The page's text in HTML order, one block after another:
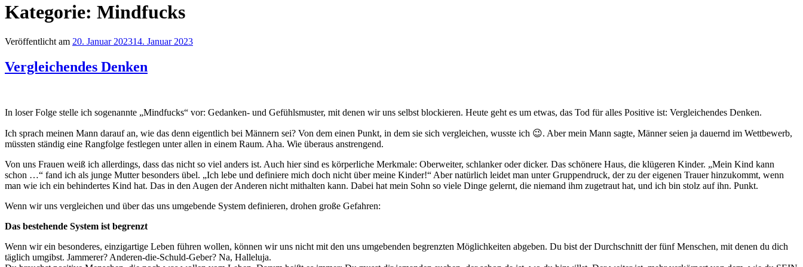
Kategorie: Mindfucks
Veröffentlicht am 20. Januar 202314. Januar 2023
Vergleichendes Denken
In loser Folge stelle ich sogenannte „Mindfucks“ vor: Gedanken- und Gefühlsmuster, mit denen wir uns selbst blockieren. Heute geht es um etwas, das Tod für alles Positive ist: Vergleichendes Denken.
Ich sprach meinen Mann darauf an, wie das denn eigentlich bei Männern sei? Von dem einen Punkt, in dem sie sich vergleichen, wusste ich 😉. Aber mein Mann sagte, Männer seien ja dauernd im Wettbewerb,
müssten ständig eine Rangfolge festlegen unter allen in einem Raum. Aha. Wie überaus anstrengend.
Von uns Frauen weiß ich allerdings, dass das nicht so viel anders ist. Auch hier sind es körperliche Merkmale: Oberweiter, schlanker oder dicker. Das schönere Haus, die klügeren Kinder. „Mein Kind kann
schon …“ fand ich als junge Mutter besonders übel. „Ich lebe und definiere mich doch nicht über meine Kinder!“ Aber natürlich leidet man unter Gruppendruck, der zu der eigenen Trauer hinzukommt, wenn
man wie ich ein behindertes Kind hat. Das in den Augen der Anderen nicht mithalten kann. Dabei hat mein Sohn so viele Dinge gelernt, die niemand ihm zugetraut hat, und ich bin stolz auf ihn. Punkt.
Wenn wir uns vergleichen und über das uns umgebende System definieren, drohen große Gefahren:
Das bestehende System ist begrenzt
Wenn wir ein besonderes, einzigartige Leben führen wollen, können wir uns nicht mit den uns umgebenden begrenzten Möglichkeiten abgeben. Du bist der Durchschnitt der fünf Menschen, mit denen du dich
täglich umgibst. Jammerer? Anderen-die-Schuld-Geber? Na, Halleluja.